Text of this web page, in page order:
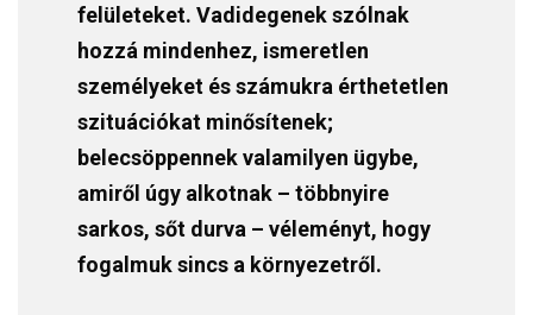
felületeket. Vadidegenek szólnak
hozzá mindenhez, ismeretlen
személyeket és számukra érthetetlen
szituációkat minősítenek;
belecsöppennek valamilyen ügybe,
amiről úgy alkotnak – többnyire
sarkos, sőt durva – véleményt, hogy
fogalmuk sincs a környezetről.